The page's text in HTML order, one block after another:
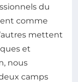
du
comme
mettent
et
nous
camps